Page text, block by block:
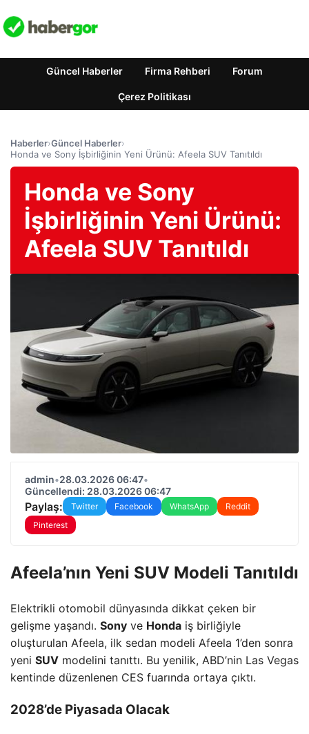
Güncel Haberler Firma Rehberi Forum
Çerez Politikası
Haberler›Güncel Haberler›
Honda ve Sony İşbirliğinin Yeni Ürünü: Afeela SUV Tanıtıldı
Honda ve Sony
İşbirliğinin Yeni Ürünü:
Afeela SUV Tanıtıldı
admin•28.03.2026 06:47•
Güncellendi: 28.03.2026 06:47
Paylaş: Twitter Facebook WhatsApp
Reddit
Pinterest
Afeela’nın Yeni SUV Modeli Tanıtıldı
Elektrikli otomobil dünyasında dikkat çeken bir
gelişme yaşandı. Sony ve Honda iş birliğiyle
oluşturulan Afeela, ilk sedan modeli Afeela 1’den sonra
yeni SUV modelini tanıttı. Bu yenilik, ABD’nin Las Vegas
kentinde düzenlenen CES fuarında ortaya çıktı.
2028’de Piyasada Olacak